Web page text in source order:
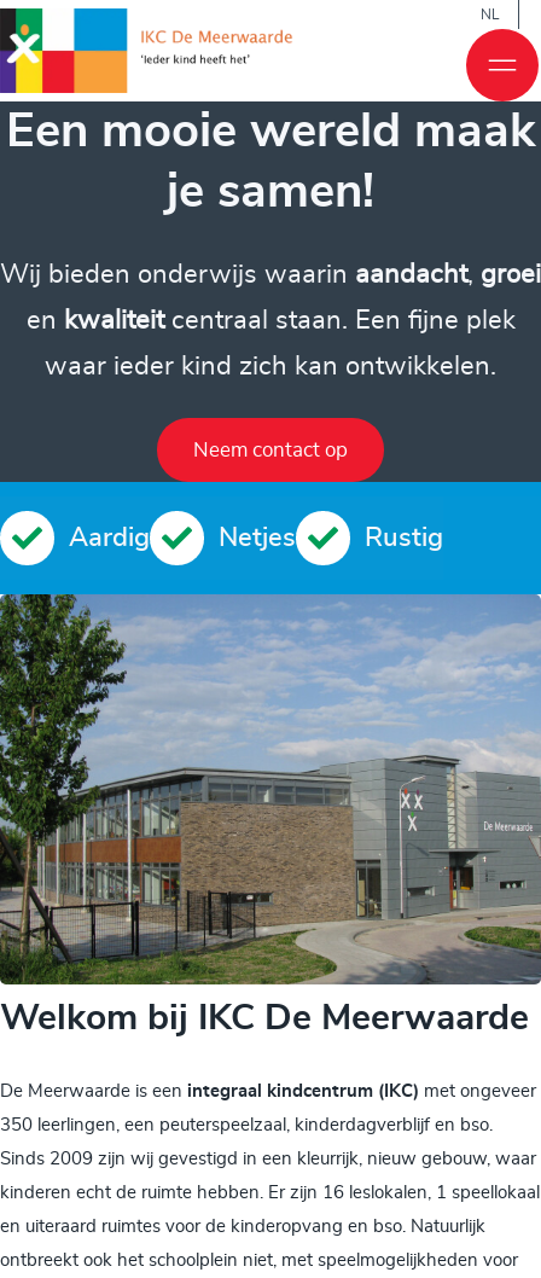
NL
Een mooie wereld maak
je samen!
Wij bieden onderwijs waarin aandacht, groei
en kwaliteitcentraal staan. Een fijne plek
waar ieder kind zich kan ontwikkelen.
Neem contact op
Aardig Netjes Rustig
Welkom bij IKC De Meerwaarde
De Meerwaarde is een integraal kindcentrum (IKC) met ongeveer
350 leerlingen, een peuterspeelzaal, kinderdagverblijf en bso.
Sinds 2009 zijn wij gevestigd in een kleurrijk, nieuw gebouw, waar
kinderen echt de ruimte hebben. Er zijn 16 leslokalen, 1 speellokaal
en uiteraard ruimtes voor de kinderopvang en bso. Natuurlijk
ontbreekt ook het schoolplein niet, met speelmogelijkheden voor